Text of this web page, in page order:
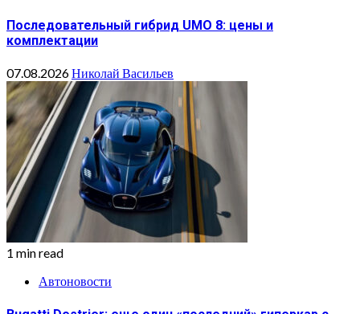
Последовательный гибрид UMO 8: цены и
комплектации
07.08.2026Николай Васильев
1 min read
Автоновости